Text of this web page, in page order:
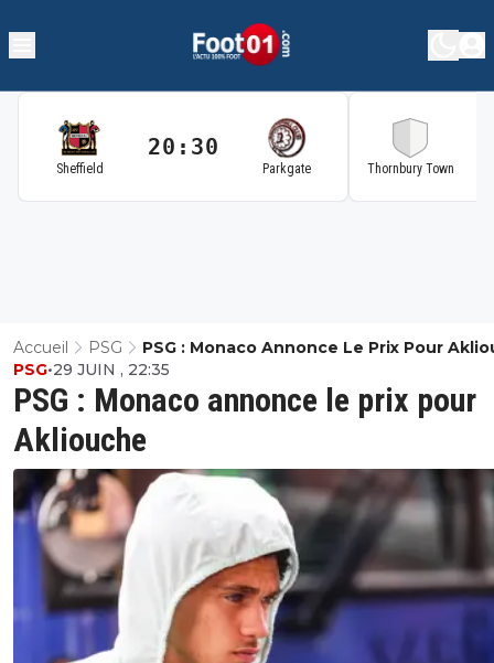
Sheffield
20:30
Parkgate Thornbury Town
Accueil PSG PSG : Monaco Annonce Le Prix Pour
PSG : Monaco annonce le prix pour
Akliouche
PSG•29 JUIN , 22:35